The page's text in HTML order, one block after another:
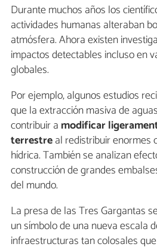
Durante muchos años los
actividades humanas alteraban
atmósfera. Ahora existen
impactos detectables incluso en
globales.
Por ejemplo, algunos estudios
que la extracción masiva de
contribuir a modificar
terrestreal redistribuir enormes
hídrica. También se analizan
construcción de grandes
del mundo.
La presa de las Tres Gargantas
un símbolo de una nueva escala
infraestructuras tan colosales